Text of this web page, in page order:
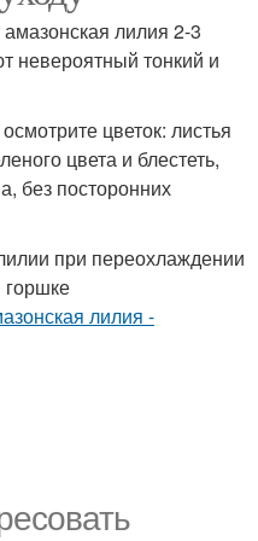
лилия 2-3
невероятный тонкий и
цветок: листья
цвета и блестеть,
без посторонних
при переохлаждении